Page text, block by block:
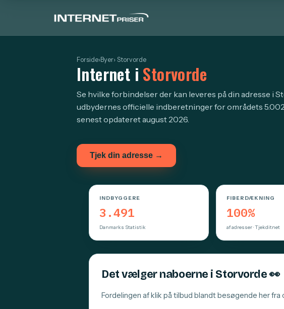
Forside›Byer› Storvorde
Internet i Storvorde
Se hvilke forbindelser der kan leveres på din adresse i
udbydernes officielle indberetninger for områdets
senest opdateret august 2026.
Tjek din adresse →
INDBYGGERE
3.491
Danmarks Statistik
FIBERDÆKNING
100%
af adresser · Tjekditnet
Det vælger naboerne i Storvorde👀
Fordelingen af klik på tilbud blandt besøgende her fra